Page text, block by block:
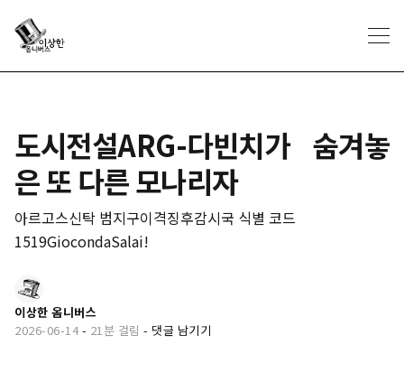
도시전설ARG-다빈치가 숨겨놓
은 또 다른 모나리자
아르고스신탁 범지구이격징후감시국 식별 코드
1519GiocondaSalai!
이상한 옴니버스
2026-06-14- 21분 걸림 - 댓글 남기기